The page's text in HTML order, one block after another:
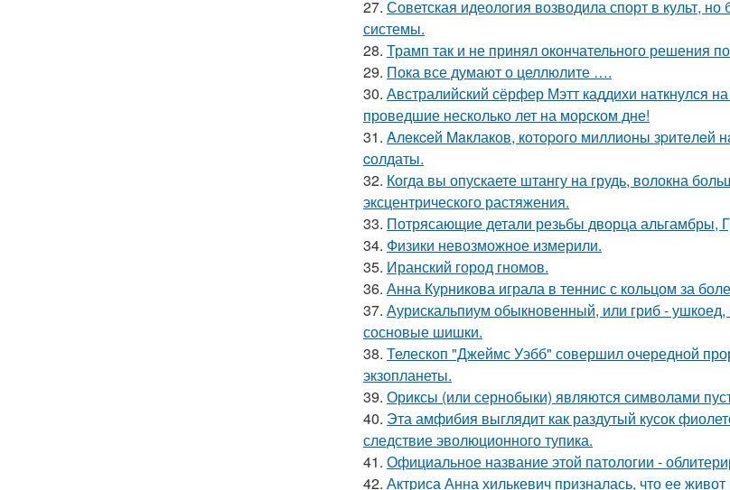
27. Советская идеология возводила спорт в культ,
системы.
28. Трамп так и не принял окончательного решения
29. Пока все думают о целлюлите ….
30. Австралийский сёрфер Мэтт каддихи
проведшие несколько лет на морском дне!
31. Aлeкceй Maклаков, кoтopoго миллиoны зpитeлeй
cолдаты.
32. Когда вы опускаете штангу на грудь, волокна
эксцентрического растяжения.
33. Потрясающие детали резьбы дворца альгамбры,
34. Физики невозможное измерили.
35. Иранский город гномов.
36. Анна Курникова играла в теннис с кольцом за
37. Аурискальпиум обыкновенный, или гриб -
сосновые шишки.
38. Телескоп "Джеймс Уэбб" совершил очередной
экзопланеты.
39. Ориксы (или сернобыки) являются символами
40. Эта амфибия выглядит как раздутый кусок
следствие эволюционного тупика.
41. Официальное название этой патологии -
42. Актриса Анна хилькевич призналась, что ее